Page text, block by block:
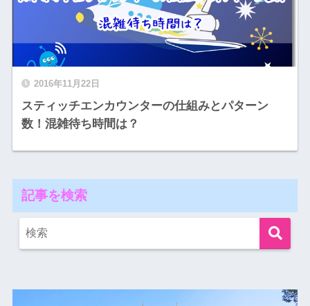
2016年11月22日
スティッチエンカウンターの仕組みとパターン
数！混雑待ち時間は？
記事を検索